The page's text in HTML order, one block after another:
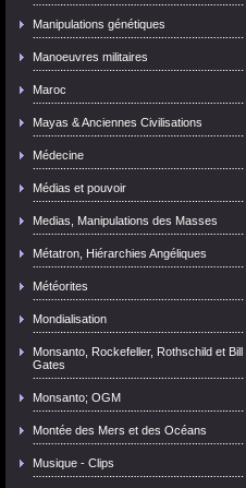
Manipulations génétiques
Manoeuvres militaires
Maroc
Mayas & Anciennes Civilisations
Médecine
Médias et pouvoir
Medias, Manipulations des Masses
Métatron, Hiérarchies Angéliques
Météorites
Mondialisation
Monsanto, Rockefeller, Rothschild et Bill
Gates
Monsanto; OGM
Montée des Mers et des Océans
Musique - Clips